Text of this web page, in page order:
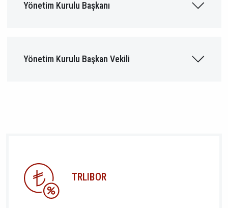
Yönetim Kurulu Başkanı
Yönetim Kurulu Başkan Vekili
TRLIBOR